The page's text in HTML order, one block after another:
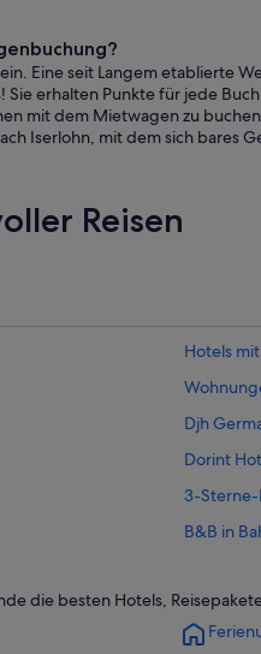
Eine seit Langem etablierte
erhalten Punkte für jede
mit dem Mietwagen zu
Iserlohn, mit dem sich bares
Reisen
Hotels
Djh
Dorint
3-Sterne-
B&B in
Hotels
Günstige
die besten Hotels,